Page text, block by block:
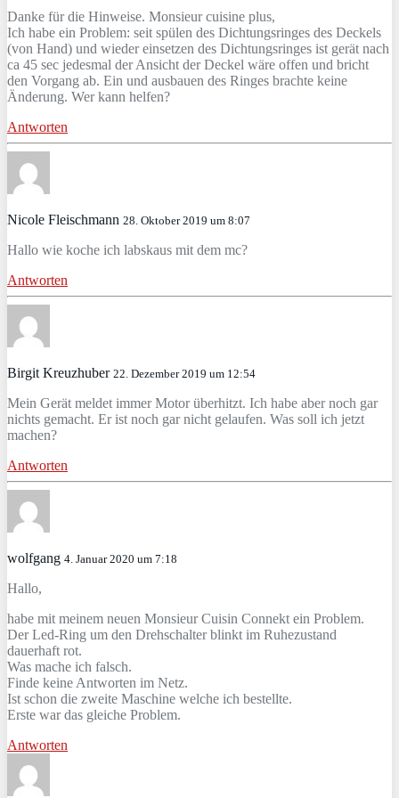
Danke für die Hinweise. Monsieur cuisine plus,
Ich habe ein Problem: seit spülen des Dichtungsringes des Deckels
(von Hand) und wieder einsetzen des Dichtungsringes ist gerät nach
ca 45 sec jedesmal der Ansicht der Deckel wäre offen und bricht
den Vorgang ab. Ein und ausbauen des Ringes brachte keine
Änderung. Wer kann helfen?
Antworten
Nicole Fleischmann 28. Oktober 2019 um 8:07
Hallo wie koche ich labskaus mit dem mc?
Antworten
Birgit Kreuzhuber 22. Dezember 2019 um 12:54
Mein Gerät meldet immer Motor überhitzt. Ich habe aber noch gar
nichts gemacht. Er ist noch gar nicht gelaufen. Was soll ich jetzt
machen?
Antworten
wolfgang 4. Januar 2020 um 7:18
Hallo,
habe mit meinem neuen Monsieur Cuisin Connekt ein Problem.
Der Led-Ring um den Drehschalter blinkt im Ruhezustand
dauerhaft rot.
Was mache ich falsch.
Finde keine Antworten im Netz.
Ist schon die zweite Maschine welche ich bestellte.
Erste war das gleiche Problem.
Antworten